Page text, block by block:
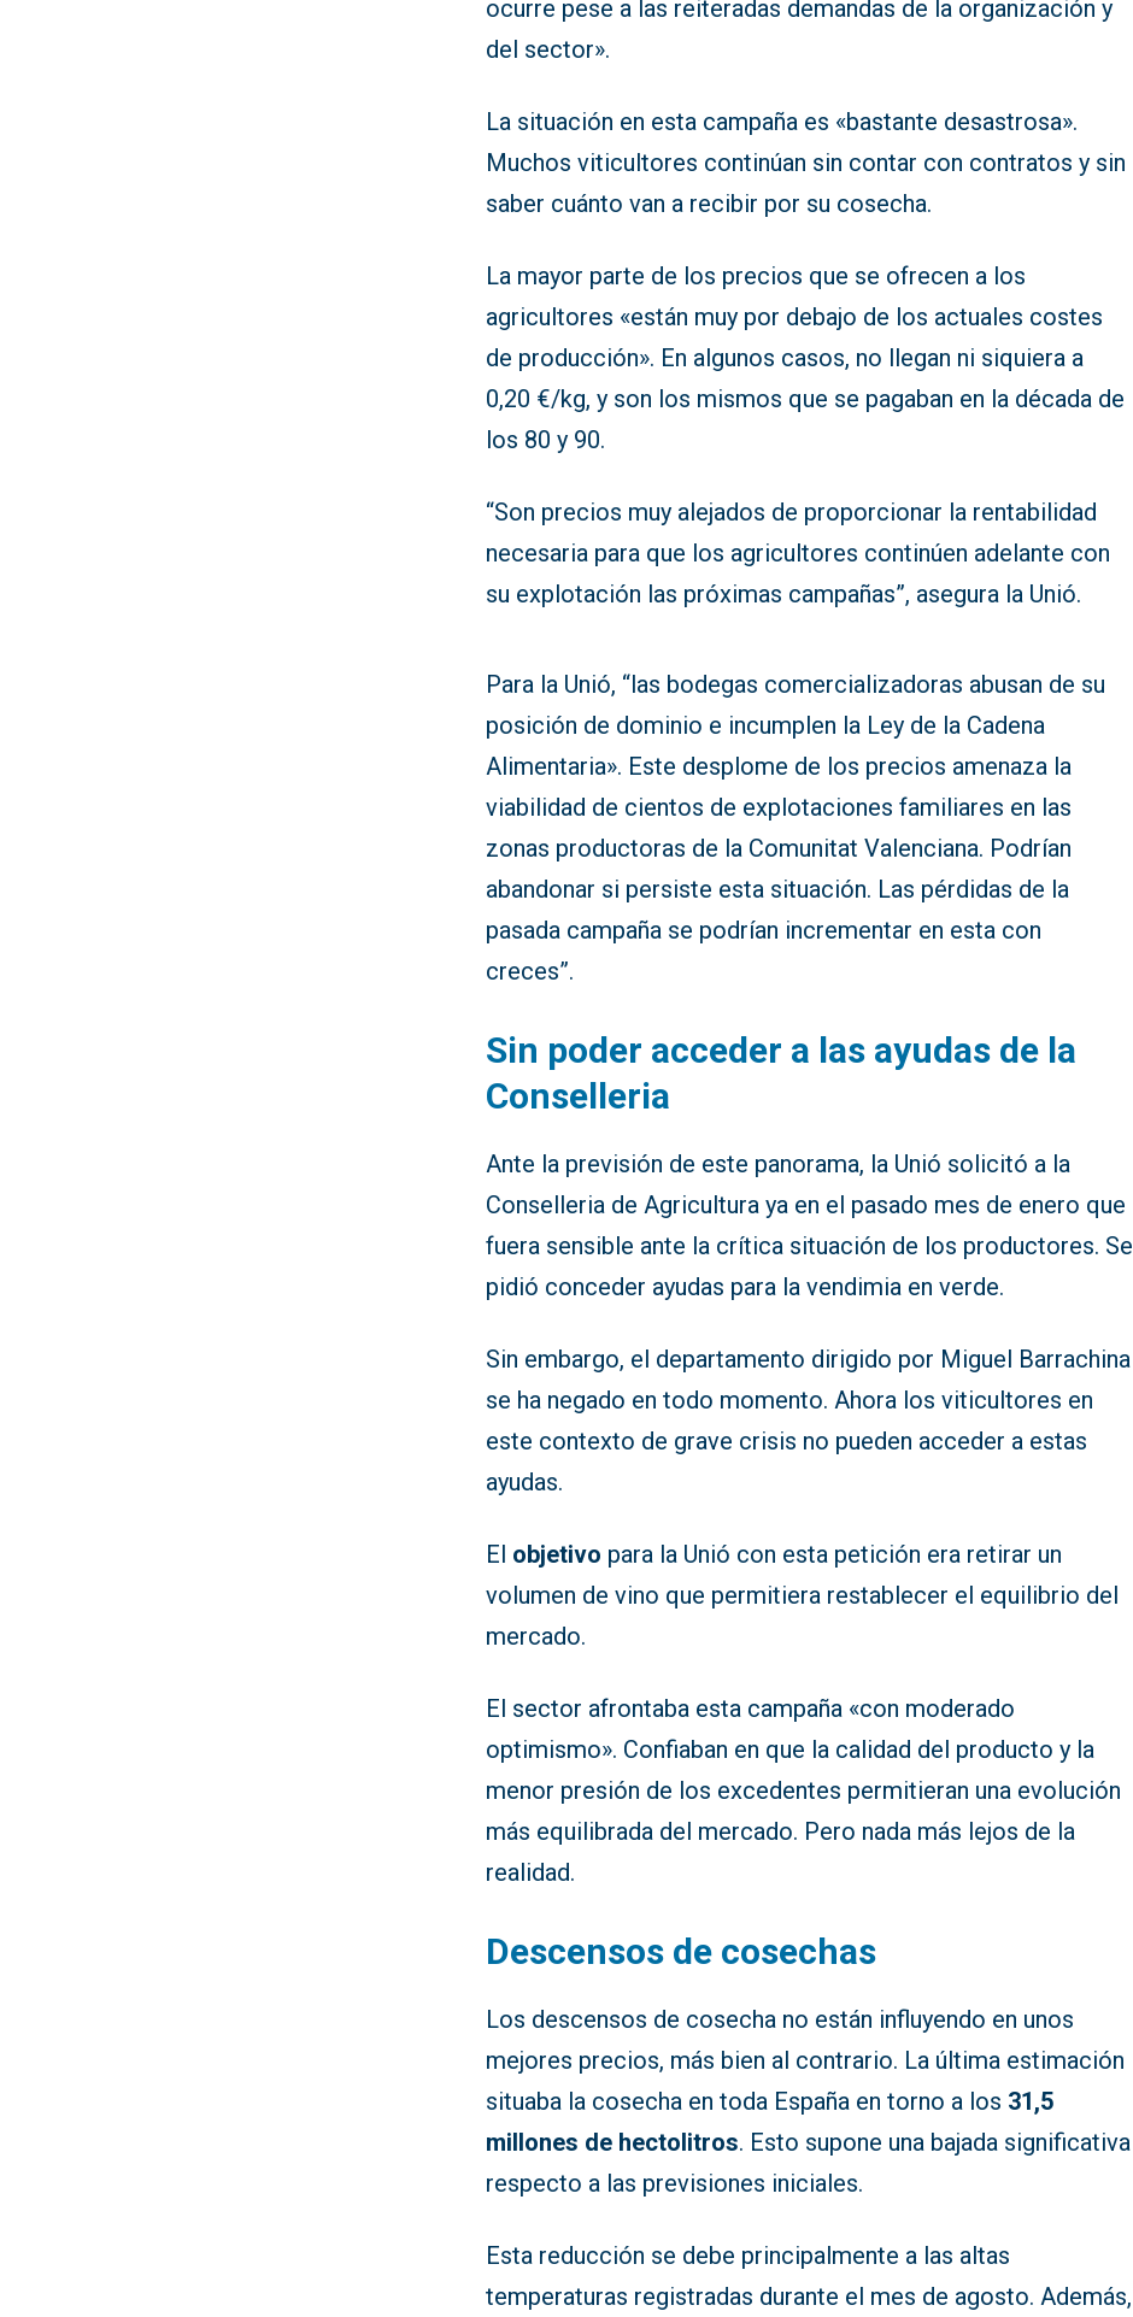
ocurre pese a las reiteradas demandas de la organización y
del sector».
La situación en esta campaña es «bastante desastrosa».
Muchos viticultores continúan sin contar con contratos y sin
saber cuánto van a recibir por su cosecha.
La mayor parte de los precios que se ofrecen a los
agricultores «están muy por debajo de los actuales costes
de producción». En algunos casos, no llegan ni siquiera a
0,20 €/kg, y son los mismos que se pagaban en la década de
los 80 y 90.
“Son precios muy alejados de proporcionar la rentabilidad
necesaria para que los agricultores continúen adelante con
su explotación las próximas campañas”, asegura la Unió.
Para la Unió, “las bodegas comercializadoras abusan de su
posición de dominio e incumplen la Ley de la Cadena
Alimentaria». Este desplome de los precios amenaza la
viabilidad de cientos de explotaciones familiares en las
zonas productoras de la Comunitat Valenciana. Podrían
abandonar si persiste esta situación. Las pérdidas de la
pasada campaña se podrían incrementar en esta con
creces”.
Sin poder acceder a las ayudas de la
Conselleria
Ante la previsión de este panorama, la Unió solicitó a la
Conselleria de Agricultura ya en el pasado mes de enero que
fuera sensible ante la crítica situación de los productores. Se
pidió conceder ayudas para la vendimia en verde.
Sin embargo, el departamento dirigido por Miguel Barrachina
se ha negado en todo momento. Ahora los viticultores en
este contexto de grave crisis no pueden acceder a estas
ayudas.
El objetivo para la Unió con esta petición era retirar un
volumen de vino que permitiera restablecer el equilibrio del
mercado.
El sector afrontaba esta campaña «con moderado
optimismo». Confiaban en que la calidad del producto y la
menor presión de los excedentes permitieran una evolución
más equilibrada del mercado. Pero nada más lejos de la
realidad.
Descensos de cosechas
Los descensos de cosecha no están influyendo en unos
mejores precios, más bien al contrario. La última estimación
situaba la cosecha en toda España en torno a los 31,5
millones de hectolitros. Esto supone una bajada significativa
respecto a las previsiones iniciales.
Esta reducción se debe principalmente a las altas
temperaturas registradas durante el mes de agosto. Además,